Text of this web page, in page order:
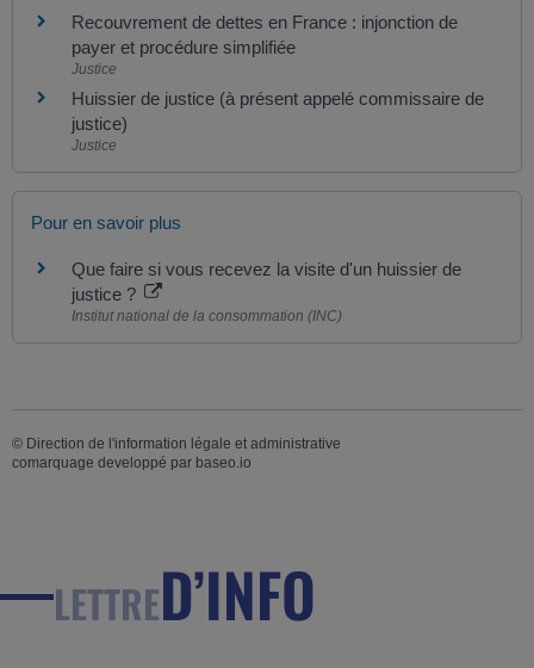
Recouvrement de dettes en France : injonction de
payer et procédure simplifiée
Justice
Huissier de justice (à présent appelé commissaire de
justice)
Justice
Pour en savoir plus
Que faire si vous recevez la visite d'un huissier de
justice ?
Institut national de la consommation (INC)
© Direction de l'information légale et administrative
comarquage developpé par baseo.io
LETTRED’INFO